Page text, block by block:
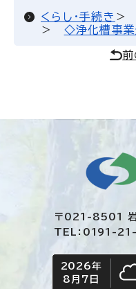
くらし・手続き
◇浄化槽事業
前
〒021-8501 岩
TEL：0191-21-
今日の日付
2026年
8月7日
今
く